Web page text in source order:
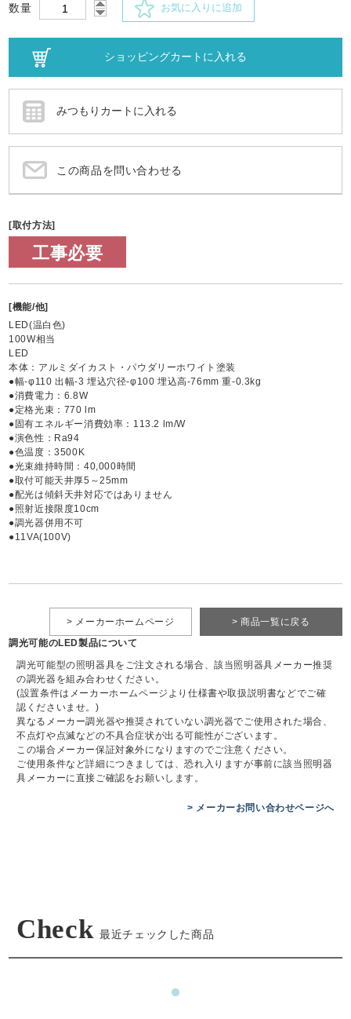
数量 お気に入りに追加
この商品を問い合わせる
[取付方法]
工事必要
[機能/他]
LED(温白色)
100W相当
LED
本体：アルミダイカスト・パウダリーホワイト塗装
●幅-φ110 出幅-3 埋込穴径-φ100 埋込高-76mm 重-0.3kg
●消費電力：6.8W
●定格光束：770 lm
●固有エネルギー消費効率：113.2 lm/W
●演色性：Ra94
●色温度：3500K
●光束維持時間：40,000時間
●取付可能天井厚5～25mm
●配光は傾斜天井対応ではありません
●照射近接限度10cm
●調光器併用不可
●11VA(100V)
> 商品一覧に戻る
> メーカーホームページ
調光可能のLED製品について
調光可能型の照明器具をご注文される場合、該当照明器具メーカー推奨
の調光器を組み合わせください。
(設置条件はメーカーホームページより仕様書や取扱説明書などでご確
認くださいませ。)
異なるメーカー調光器や推奨されていない調光器でご使用された場合、
不点灯や点滅などの不具合症状が出る可能性がございます。
この場合メーカー保証対象外になりますのでご注意ください。
ご使用条件など詳細につきましては、恐れ入りますが事前に該当照明器
具メーカーに直接ご確認をお願いします。
> メーカーお問い合わせページへ
Check 最近チェックした商品